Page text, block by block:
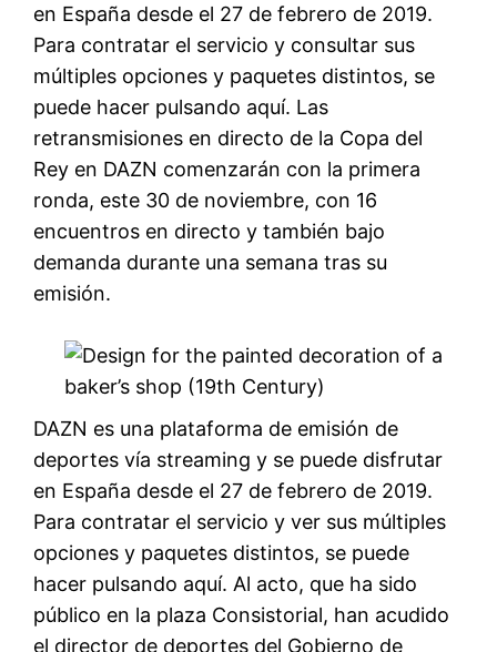
en España desde el 27 de febrero de 2019.
Para contratar el servicio y consultar sus
múltiples opciones y paquetes distintos, se
puede hacer pulsando aquí. Las
retransmisiones en directo de la Copa del
Rey en DAZN comenzarán con la primera
ronda, este 30 de noviembre, con 16
encuentros en directo y también bajo
demanda durante una semana tras su
emisión.
DAZN es una plataforma de emisión de
deportes vía streaming y se puede disfrutar
en España desde el 27 de febrero de 2019.
Para contratar el servicio y ver sus múltiples
opciones y paquetes distintos, se puede
hacer pulsando aquí. Al acto, que ha sido
público en la plaza Consistorial, han acudido
el director de deportes del Gobierno de